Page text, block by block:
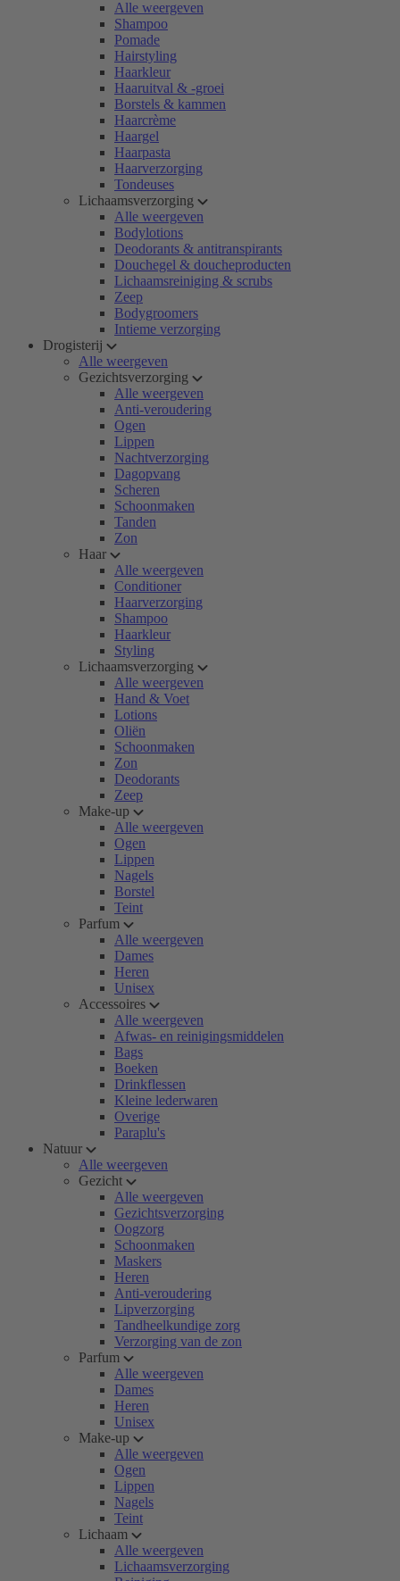
Alle weergeven
Shampoo
Pomade
Hairstyling
Haarkleur
Haaruitval & -groei
Borstels & kammen
Haarcrème
Haargel
Haarpasta
Haarverzorging
Tondeuses
Lichaamsverzorging
Alle weergeven
Bodylotions
Deodorants & antitranspirants
Douchegel & doucheproducten
Lichaamsreiniging & scrubs
Zeep
Bodygroomers
Intieme verzorging
Drogisterij
Alle weergeven
Gezichtsverzorging
Alle weergeven
Anti-veroudering
Ogen
Lippen
Nachtverzorging
Dagopvang
Scheren
Schoonmaken
Tanden
Zon
Haar
Alle weergeven
Conditioner
Haarverzorging
Shampoo
Haarkleur
Styling
Lichaamsverzorging
Alle weergeven
Hand & Voet
Lotions
Oliën
Schoonmaken
Zon
Deodorants
Zeep
Make-up
Alle weergeven
Ogen
Lippen
Nagels
Borstel
Teint
Parfum
Alle weergeven
Dames
Heren
Unisex
Accessoires
Alle weergeven
Afwas- en reinigingsmiddelen
Bags
Boeken
Drinkflessen
Kleine lederwaren
Overige
Paraplu's
Natuur
Alle weergeven
Gezicht
Alle weergeven
Gezichtsverzorging
Oogzorg
Schoonmaken
Maskers
Heren
Anti-veroudering
Lipverzorging
Tandheelkundige zorg
Verzorging van de zon
Parfum
Alle weergeven
Dames
Heren
Unisex
Make-up
Alle weergeven
Ogen
Lippen
Nagels
Teint
Lichaam
Alle weergeven
Lichaamsverzorging